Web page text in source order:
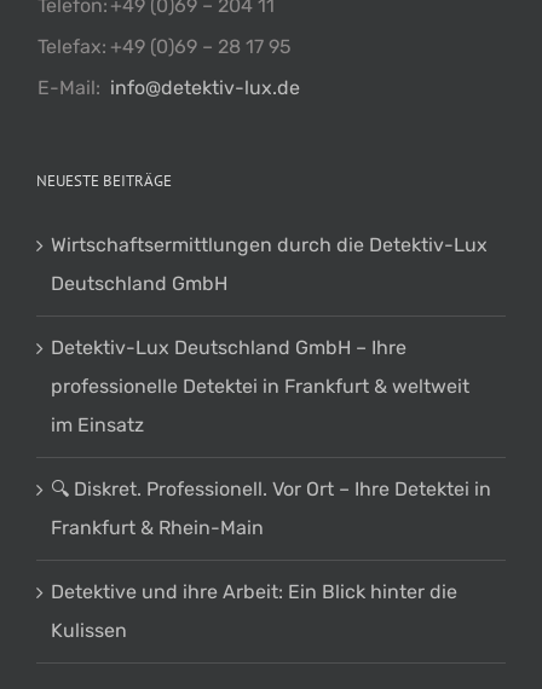
Telefon: +49 (0)69 – 204 11
Telefax: +49 (0)69 – 28 17 95
E-Mail: info@detektiv-lux.de
NEUESTE BEITRÄGE
Wirtschaftsermittlungen durch die Detektiv-Lux
Deutschland GmbH
Detektiv-Lux Deutschland GmbH – Ihre
professionelle Detektei in Frankfurt & weltweit
im Einsatz
🔍 Diskret. Professionell. Vor Ort – Ihre Detektei in
Frankfurt & Rhein-Main
Detektive und ihre Arbeit: Ein Blick hinter die
Kulissen